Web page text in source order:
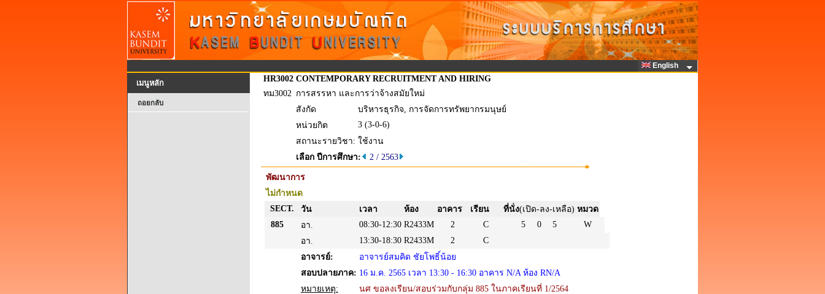
English
เมนูหลัก
ถอยกลับ
HR3002 CONTEMPORARY RECRUITMENT AND HIRING
ทม3002 การสรรหา และการว่าจ้างสมัยใหม่
สังกัด
บริหารธุรกิจ, การจัดการทรัพยากรมนุษย์
หน่วยกิต
3 (3-0-6)
สถานะรายวิชา: ใช้งาน
เลือก ปีการศึกษา:
2 / 2563
พัฒนาการ
ไม่กำหนด
SECT.
วัน เวลา ห้อง อาคาร เรียน ที่นั่ง(เปิด-ลง-เหลือ) หมวด
885
อา. 08:30-12:30 R2433M 2 C 5 0 5
W
อา.
13:30-18:30 R2433M 2
C
อาจารย์:
อาจารย์สมคิด ชัยโพธิ์น้อย
สอบปลายภาค: 16 ม.ค. 2565 เวลา 13:30 - 16:30 อาคาร N/A ห้อง RN/A
หมายเหตุ:
นศ ขอลงเรียน/สอบร่วมกับกลุ่ม 885 ในภาคเรียนที่ 1/2564